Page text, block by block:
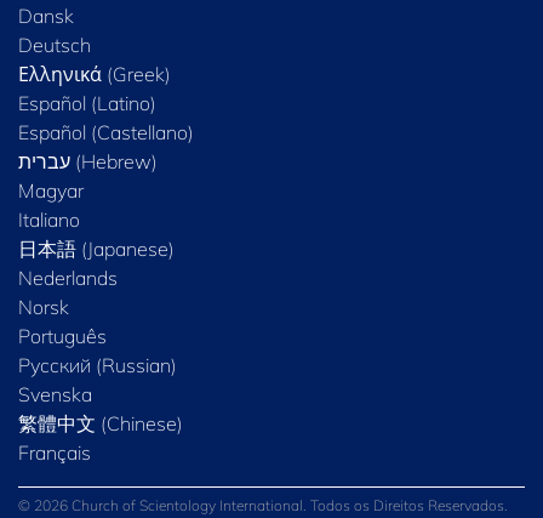
Dansk
Deutsch
Ελληνικά (Greek)
Español (Latino)
Español (Castellano)
Magyar
Italiano
日本語 (Japanese)
Nederlands
Norsk
Português
Русский (Russian)
Svenska
繁體中文 (Chinese)
Français
© 2026 Church of Scientology International. Todos os Direitos Reservados.